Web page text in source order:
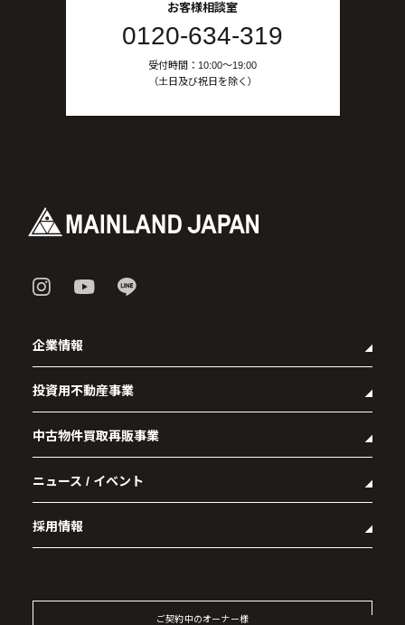
お客様相談室
0120-634-319
受付時間：10:00〜19:00
（土日及び祝日を除く）
企業情報
- 企業理念
- 代表メッセージ
- 会社概要
- アクセス
- 社会貢献活動
投資用不動産事業
- マンション経営をお考えの方へ
- メインランドグループの強み
- オーナーズデータ
- 資産運用型マンション メインステージシリーズ
中古物件買取再販事業
- RE:MAIN
- リノベーション物件一覧
- リノベーション物件お問い合わせ
ニュース / イベント
採用情報
ご契約中のオーナー様